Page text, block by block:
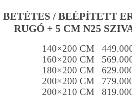
BETÉTES / BEÉPÍTETT
RUGÓ + 5 CM N25
140×200 CM
160×200 CM
180×200 CM
200×200 CM
200×210 CM